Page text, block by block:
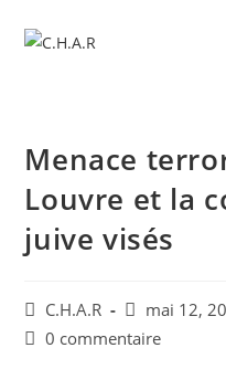
Menace
Louvre et la
juive visés
C.H.A.R mai 12,
0 commentaire